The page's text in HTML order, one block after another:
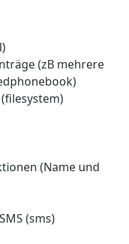
(zB mehrere
(Name und
(sms)